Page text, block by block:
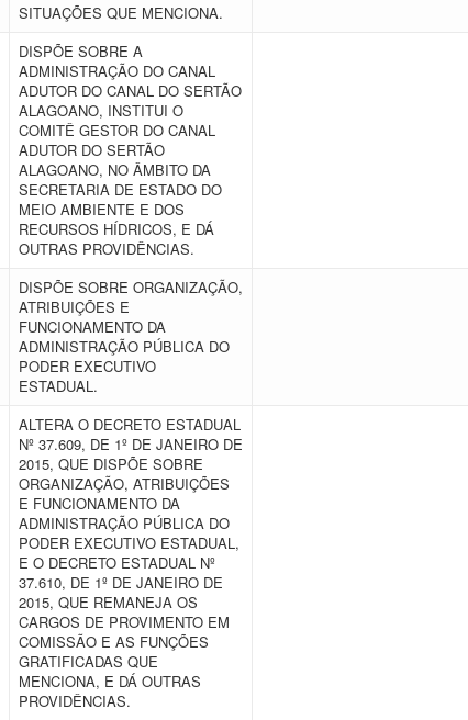
SITUAÇÕES QUE MENCIONA.
DISPÕE SOBRE A
ADMINISTRAÇÃO DO CANAL
ADUTOR DO CANAL DO SERTÃO
ALAGOANO, INSTITUI O
COMITÊ GESTOR DO CANAL
ADUTOR DO SERTÃO
ALAGOANO, NO ÂMBITO DA
SECRETARIA DE ESTADO DO
MEIO AMBIENTE E DOS
RECURSOS HÍDRICOS, E DÁ
OUTRAS PROVIDÊNCIAS.
DISPÕE SOBRE ORGANIZAÇÃO,
ATRIBUIÇÕES E
FUNCIONAMENTO DA
ADMINISTRAÇÃO PÚBLICA DO
PODER EXECUTIVO
ESTADUAL.
ALTERA O DECRETO ESTADUAL
Nº 37.609, DE 1º DE JANEIRO DE
2015, QUE DISPÕE SOBRE
ORGANIZAÇÃO, ATRIBUIÇÕES
E FUNCIONAMENTO DA
ADMINISTRAÇÃO PÚBLICA DO
PODER EXECUTIVO ESTADUAL,
E O DECRETO ESTADUAL Nº
37.610, DE 1º DE JANEIRO DE
2015, QUE REMANEJA OS
CARGOS DE PROVIMENTO EM
COMISSÃO E AS FUNÇÕES
GRATIFICADAS QUE
MENCIONA, E DÁ OUTRAS
PROVIDÊNCIAS.